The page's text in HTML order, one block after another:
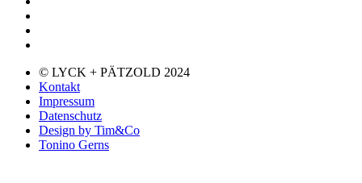
© LYCK + PÄTZOLD 2024
Kontakt
Impressum
Datenschutz
Design by Tim&Co
Tonino Gerns